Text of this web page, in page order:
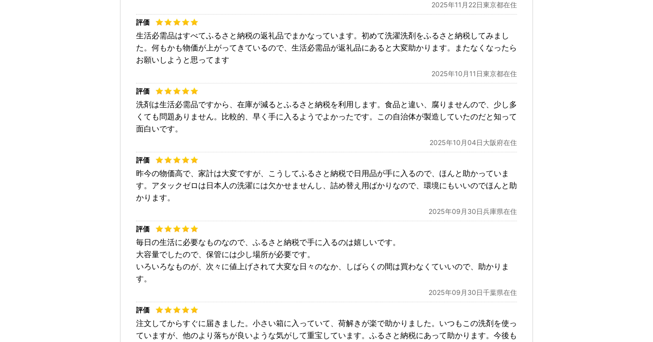
2025年11月22日東京都在住
生活必需品はすべてふるさと納税の返礼品でまかなっています。初めて洗濯洗剤をふるさと納税してみまし
た。何もかも物価が上がってきているので、生活必需品が返礼品にあると大変助かります。またなくなったら
お願いしようと思ってます
2025年10月11日東京都在住
洗剤は生活必需品ですから、在庫が減るとふるさと納税を利用します。食品と違い、腐りませんので、少し多
くても問題ありません。比較的、早く手に入るようでよかったです。この自治体が製造していたのだと知って
面白いです。
2025年10月04日大阪府在住
昨今の物価高で、家計は大変ですが、こうしてふるさと納税で日用品が手に入るので、ほんと助かっていま
す。アタックゼロは日本人の洗濯には欠かせませんし、詰め替え用ばかりなので、環境にもいいのでほんと助
かります。
2025年09月30日兵庫県在住
毎日の生活に必要なものなので、ふるさと納税で手に入るのは嬉しいです。
大容量でしたので、保管には少し場所が必要です。
いろいろなものが、次々に値上げされて大変な日々のなか、しばらくの間は買わなくていいので、助かりま
す。
2025年09月30日千葉県在住
注文してからすぐに届きました。小さい箱に入っていて、荷解きが楽で助かりました。いつもこの洗剤を使っ
ていますが、他のより落ちが良いような気がして重宝しています。ふるさと納税にあって助かります。今後も